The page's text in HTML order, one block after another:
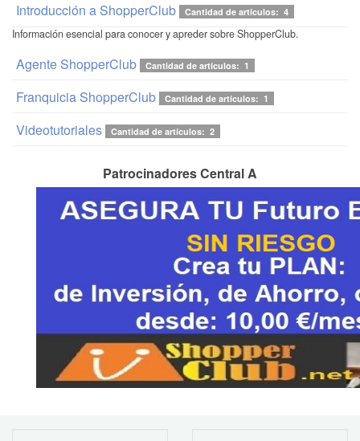
Introducción a ShopperClub Cantidad de artículos: 4
Información esencial para conocer y apreder sobre ShopperClub.
Agente ShopperClub Cantidad de artículos: 1
Franquicia ShopperClub Cantidad de artículos: 1
Videotutoriales Cantidad de artículos: 2
Patrocinadores Central A